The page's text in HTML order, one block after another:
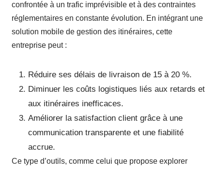
confrontée à un trafic imprévisible et à des contraintes
réglementaires en constante évolution. En intégrant une
solution mobile de gestion des itinéraires, cette
entreprise peut :
Réduire ses délais de livraison de 15 à 20 %.
Diminuer les coûts logistiques liés aux retards et
aux itinéraires inefficaces.
Améliorer la satisfaction client grâce à une
communication transparente et une fiabilité
accrue.
Ce type d’outils, comme celui que propose explorer